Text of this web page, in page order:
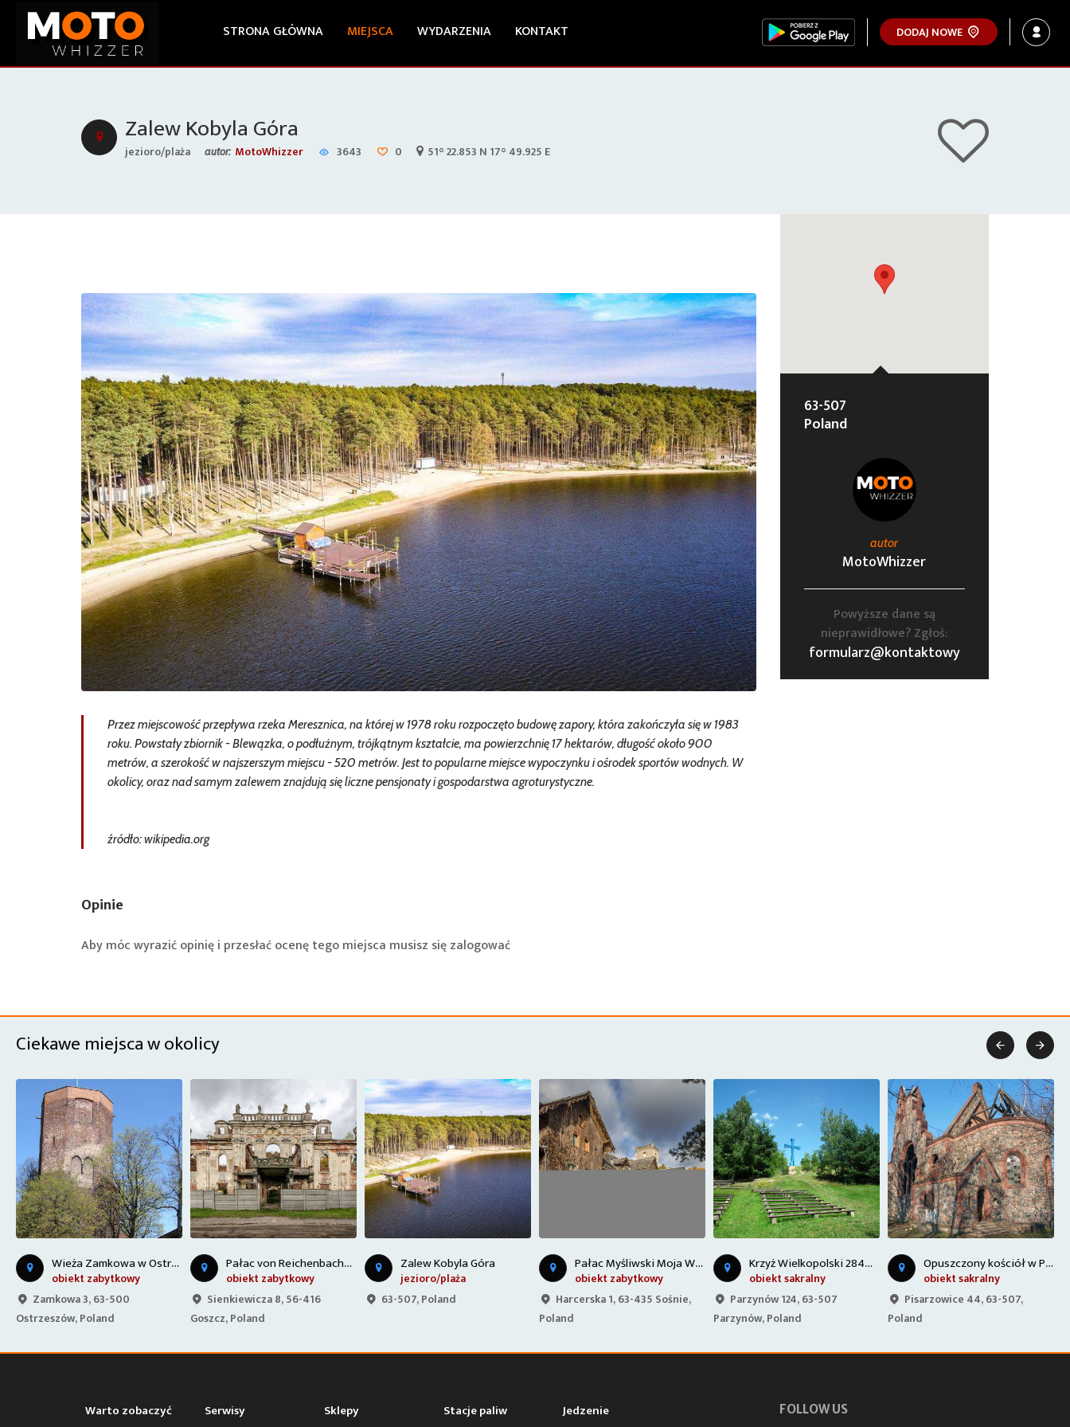
STRONA GŁÓWNA MIEJSCA WYDARZENIA KONTAKT DODAJ NOWE
Zalew Kobyla Góra
jezioro/plaża autor: MotoWhizzer 3643 0 51° 22.853 N 17° 49.925 E
Przez miejscowość przepływa rzeka Meresznica, na której w 1978 roku rozpoczęto budowę zapory, która zakończyła się w 1983
roku. Powstały zbiornik - Blewązka, o podłużnym, trójkątnym kształcie, ma powierzchnię 17 hektarów, długość około 900
metrów, a szerokość w najszerszym miejscu - 520 metrów. Jest to popularne miejsce wypoczynku i ośrodek sportów wodnych. W
okolicy, oraz nad samym zalewem znajdują się liczne pensjonaty i gospodarstwa agroturystyczne.
źródło: wikipedia.org
Opinie
Aby móc wyrazić opinię i przesłać ocenę tego miejsca musisz sięzalogować
63-507
Poland
autor
MotoWhizzer
Powyższe dane są
nieprawidłowe? Zgłoś:
formularz@kontaktowy
Ciekawe miejsca w okolicy
P
ałac von Reichenbachów - Goszcz
obiekt zabytkowy
Sienkiewicza 8, 56-416
Goszcz, Poland
Zalew Kobyla Góra
jezioro/plaża
63-507, Poland
obiekt zabytkowy
Harcerska 1, 63-435 Sośnie,
K
rzyż Wielkopolski 284m n.p.m.
obiekt sakralny
Parzynów 124, 63-507
Parzynów, Poland
Opuszczony kościół w Pisarzowicach
obiekt sakralny
Pisarzowice 44, 63-507,
Poland
Pałac w Antoninie
obiekt zabytkowy
Pałacowa, 63-421, Poland
 
Warto zobaczyć Serwisy Sklepy Stacje paliw
Jedzenie
FOLLOW US